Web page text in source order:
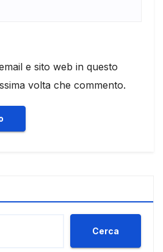
e sito web in questo
volta che commento.
Cerca